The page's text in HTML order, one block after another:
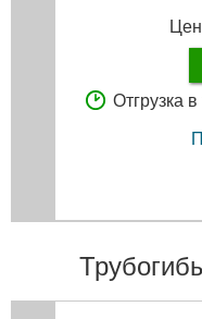
Отгрузка